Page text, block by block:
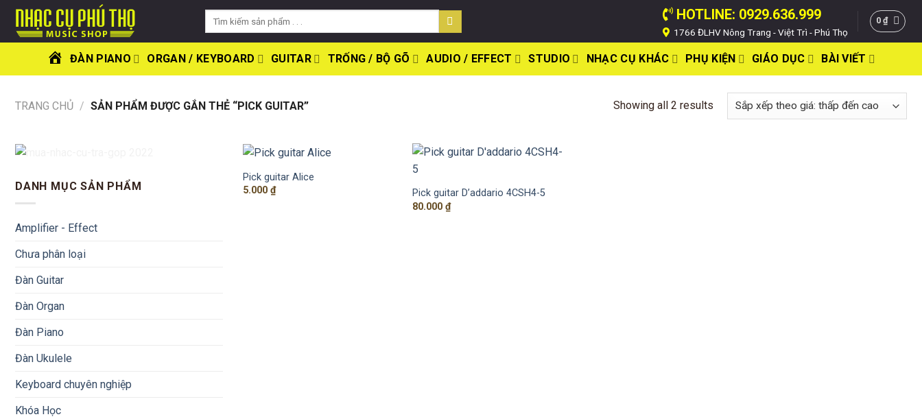
Skip
content
HOTLINE: 0929.636.999
1766 ĐLHV Nông Trang - Việt Trì - Phú Thọ
0₫
TRANG
CHỦ
ĐÀN PIANO ORGAN / KEYBOARD GUITAR TRỐNG / BỘ GÕ AUDIO / EFFECT STUDIO NHẠC CỤ KHÁC PHỤ KIỆN GIÁO DỤC BÀI VIẾT
TRANG CHỦ / SẢN PHẨM ĐƯỢC GẮN THẺ “PICK GUITAR” Showing all 2 results
DANH MỤC SẢN PHẨM
Amplifier - Effect
Chưa phân loại
Đàn Guitar
Đàn Organ
Đàn Piano
Đàn Ukulele
Keyboard chuyên nghiệp
Khóa Học
Pick guitar Alice
5.000₫
Pick guitar D’addario 4CSH4-5
80.000₫